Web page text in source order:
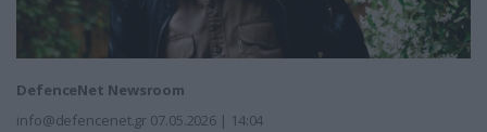
DefenceNet Newsroom
info@defencenet.gr 07.05.2026 | 14:04